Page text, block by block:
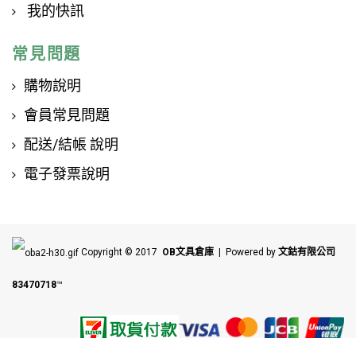
我的快訊
常見問題
購物說明
會員常見問題
配送/結帳 說明
電子發票說明
Copyright © 2017 OB文具倉庫 | Powered by 文鈷有限公司
83470718™